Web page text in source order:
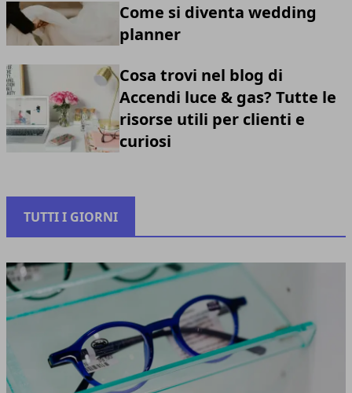
Come si diventa wedding
planner
Cosa trovi nel blog di
Accendi luce & gas? Tutte le
risorse utili per clienti e
curiosi
TUTTI I GIORNI